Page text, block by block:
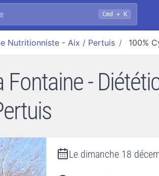
Cmd + K
Nutritionniste - Aix / Pertuis 100%
-
Le dimanche 18